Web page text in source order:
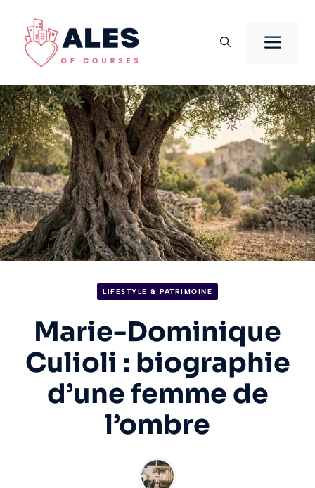
contenu
LIFESTYLE & PATRIMOINE
Marie-Dominique
Culioli : biographie
d’une femme de
l’ombre